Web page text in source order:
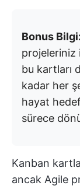
Bonus Bilgi:
projeleriniz
bu kartları
kadar her
hayat
sürece
Kanban
ancak Agile